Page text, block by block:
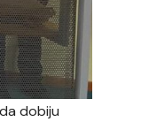
dobiju